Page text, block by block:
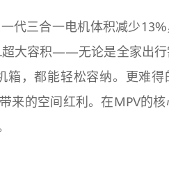
代三合一电机体积减少13%
超大容积——无论是全家出行
箱，都能轻松容纳。更难得
来的空间红利。在MPV的